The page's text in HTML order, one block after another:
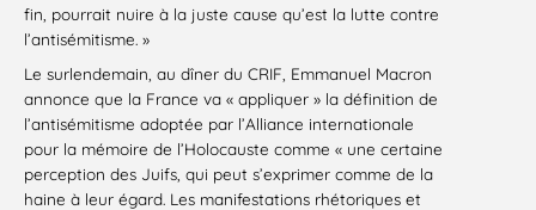
fin, pourrait nuire à la juste cause qu’est la lutte contre
l’antisémitisme. »
Le surlendemain, au dîner du CRIF, Emmanuel Macron
annonce que la France va « appliquer » la définition de
l’antisémitisme adoptée par l’Alliance internationale
pour la mémoire de l’Holocauste comme « une certaine
perception des Juifs, qui peut s’exprimer comme de la
haine à leur égard. Les manifestations rhétoriques et